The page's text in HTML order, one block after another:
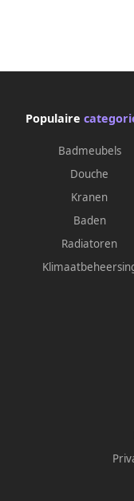
Populaire
Badmeubels
Douche
Kranen
Baden
Radiatoren